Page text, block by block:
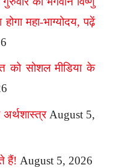
महा-भाग्योदय, पढ़ें
को सोशल मीडिया के
August 5,
हैं! August 5, 2026